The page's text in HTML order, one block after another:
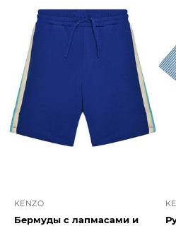
KENZO
Бермуды с лапмасами и